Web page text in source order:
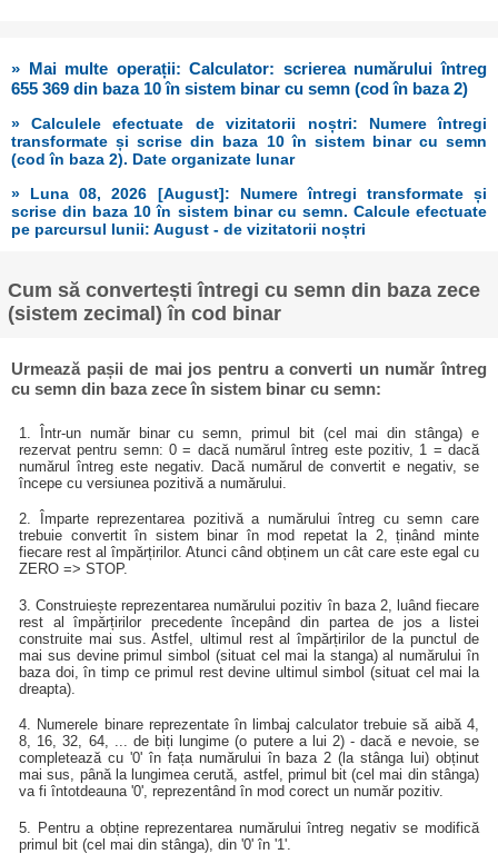
» Mai multe operații: Calculator: scrierea numărului întreg
655 369 din baza 10 în sistem binar cu semn (cod în baza 2)
» Calculele efectuate de vizitatorii noștri: Numere întregi
transformate și scrise din baza 10 în sistem binar cu semn
(cod în baza 2). Date organizate lunar
» Luna 08, 2026 [August]: Numere întregi transformate și
scrise din baza 10 în sistem binar cu semn. Calcule efectuate
pe parcursul lunii: August - de vizitatorii noștri
Cum să convertești întregi cu semn din baza zece
(sistem zecimal) în cod binar
Urmează pașii de mai jos pentru a converti un număr întreg
cu semn din baza zece în sistem binar cu semn:
1. Într-un număr binar cu semn, primul bit (cel mai din stânga) e
rezervat pentru semn: 0 = dacă numărul întreg este pozitiv, 1 = dacă
numărul întreg este negativ. Dacă numărul de convertit e negativ, se
începe cu versiunea pozitivă a numărului.
2. Împarte reprezentarea pozitivă a numărului întreg cu semn care
trebuie convertit în sistem binar în mod repetat la 2, ținând minte
fiecare rest al împărțirilor. Atunci când obținem un cât care este egal cu
ZERO => STOP.
3. Construiește reprezentarea numărului pozitiv în baza 2, luând fiecare
rest al împărțirilor precedente începând din partea de jos a listei
construite mai sus. Astfel, ultimul rest al împărțirilor de la punctul de
mai sus devine primul simbol (situat cel mai la stanga) al numărului în
baza doi, în timp ce primul rest devine ultimul simbol (situat cel mai la
dreapta).
4. Numerele binare reprezentate în limbaj calculator trebuie să aibă 4,
8, 16, 32, 64, ... de biți lungime (o putere a lui 2) - dacă e nevoie, se
completează cu '0' în fața numărului în baza 2 (la stânga lui) obținut
mai sus, până la lungimea cerută, astfel, primul bit (cel mai din stânga)
va fi întotdeauna '0', reprezentând în mod corect un număr pozitiv.
5. Pentru a obține reprezentarea numărului întreg negativ se modifică
primul bit (cel mai din stânga), din '0' în '1'.